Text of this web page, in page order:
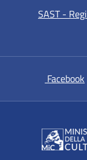
SAST -
Facebook